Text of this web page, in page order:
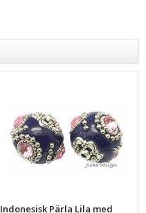
Indonesisk Pärla Lila med